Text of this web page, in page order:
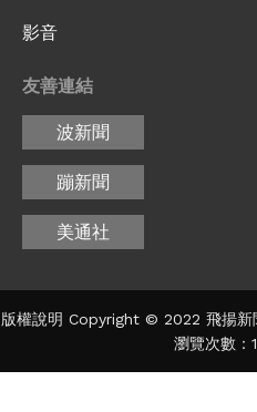
影音
友善連結
波新聞
蹦新聞
美通社
版權說明 Copyright © 2022 飛揚
瀏覽次數：